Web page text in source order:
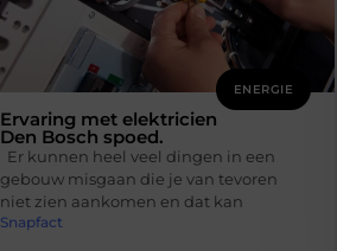
ENERGIE
Ervaring met elektricien
Den Bosch spoed.
Er kunnen heel veel dingen in een
gebouw misgaan die je van tevoren
niet zien aankomen en dat kan
Snapfact